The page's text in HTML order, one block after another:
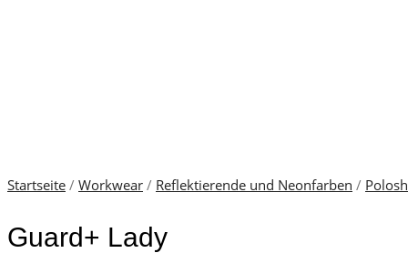
Startseite / Workwear / Reflektierende und Neonfarben /
Guard+ Lady